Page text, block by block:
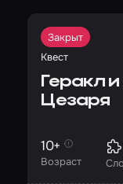
Закрыт
Квест
Геракл
Цезаря
Возраст
10+